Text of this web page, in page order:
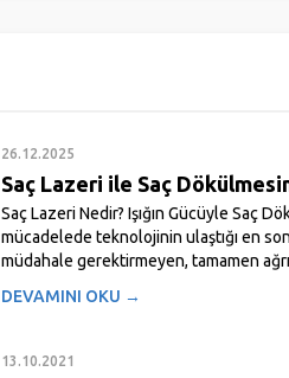
26.12.2025
Saç Lazeri ile Saç
Saç Lazeri Nedir? Işığın Gücüyle Saç
mücadelede teknolojinin ulaştığı en
müdahale gerektirmeyen, tamamen
DEVAMINI OKU →
13.10.2021